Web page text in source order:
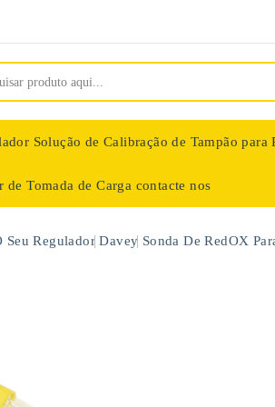
Solução de Calibração de Tampão para
de Tomada de Carga contacte nos
Seu Regulador Davey Sonda De RedOX